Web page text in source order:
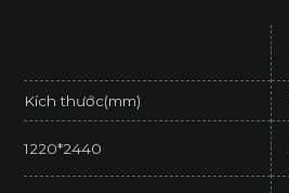
Kích thước(mm)
1220*2440